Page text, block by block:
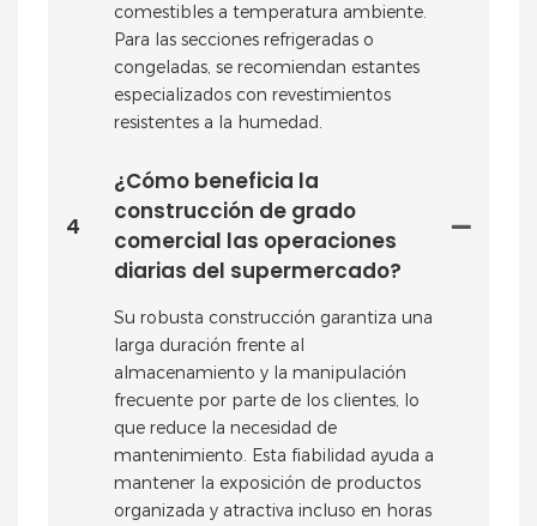
comestibles a temperatura ambiente.
Para las secciones refrigeradas o
congeladas, se recomiendan estantes
especializados con revestimientos
resistentes a la humedad.
4
¿Cómo beneficia la
construcción de grado
comercial las operaciones
diarias del supermercado?
Su robusta construcción garantiza una
larga duración frente al
almacenamiento y la manipulación
frecuente por parte de los clientes, lo
que reduce la necesidad de
mantenimiento. Esta fiabilidad ayuda a
mantener la exposición de productos
organizada y atractiva incluso en horas